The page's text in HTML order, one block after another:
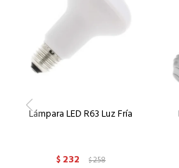
Lámpara LED R63 Luz Fría
$ 232 $258